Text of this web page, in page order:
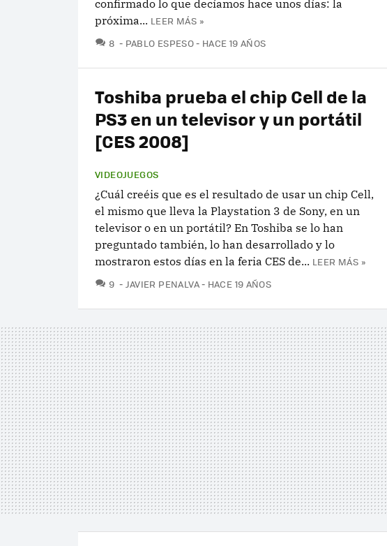
confirmado lo que decíamos hace unos días: la
próxima... LEER MÁS »
8 COMENTARIOS
PABLO ESPESO HACE 19 AÑOS
Toshiba prueba el chip Cell de la
PS3 en un televisor y un portátil
[CES 2008]
VIDEOJUEGOS
¿Cuál creéis que es el resultado de usar un chip Cell,
el mismo que lleva la Playstation 3 de Sony, en un
televisor o en un portátil? En Toshiba se lo han
preguntado también, lo han desarrollado y lo
mostraron estos días en la feria CES de... LEER MÁS »
9 COMENTARIOS
JAVIER PENALVA HACE 19 AÑOS